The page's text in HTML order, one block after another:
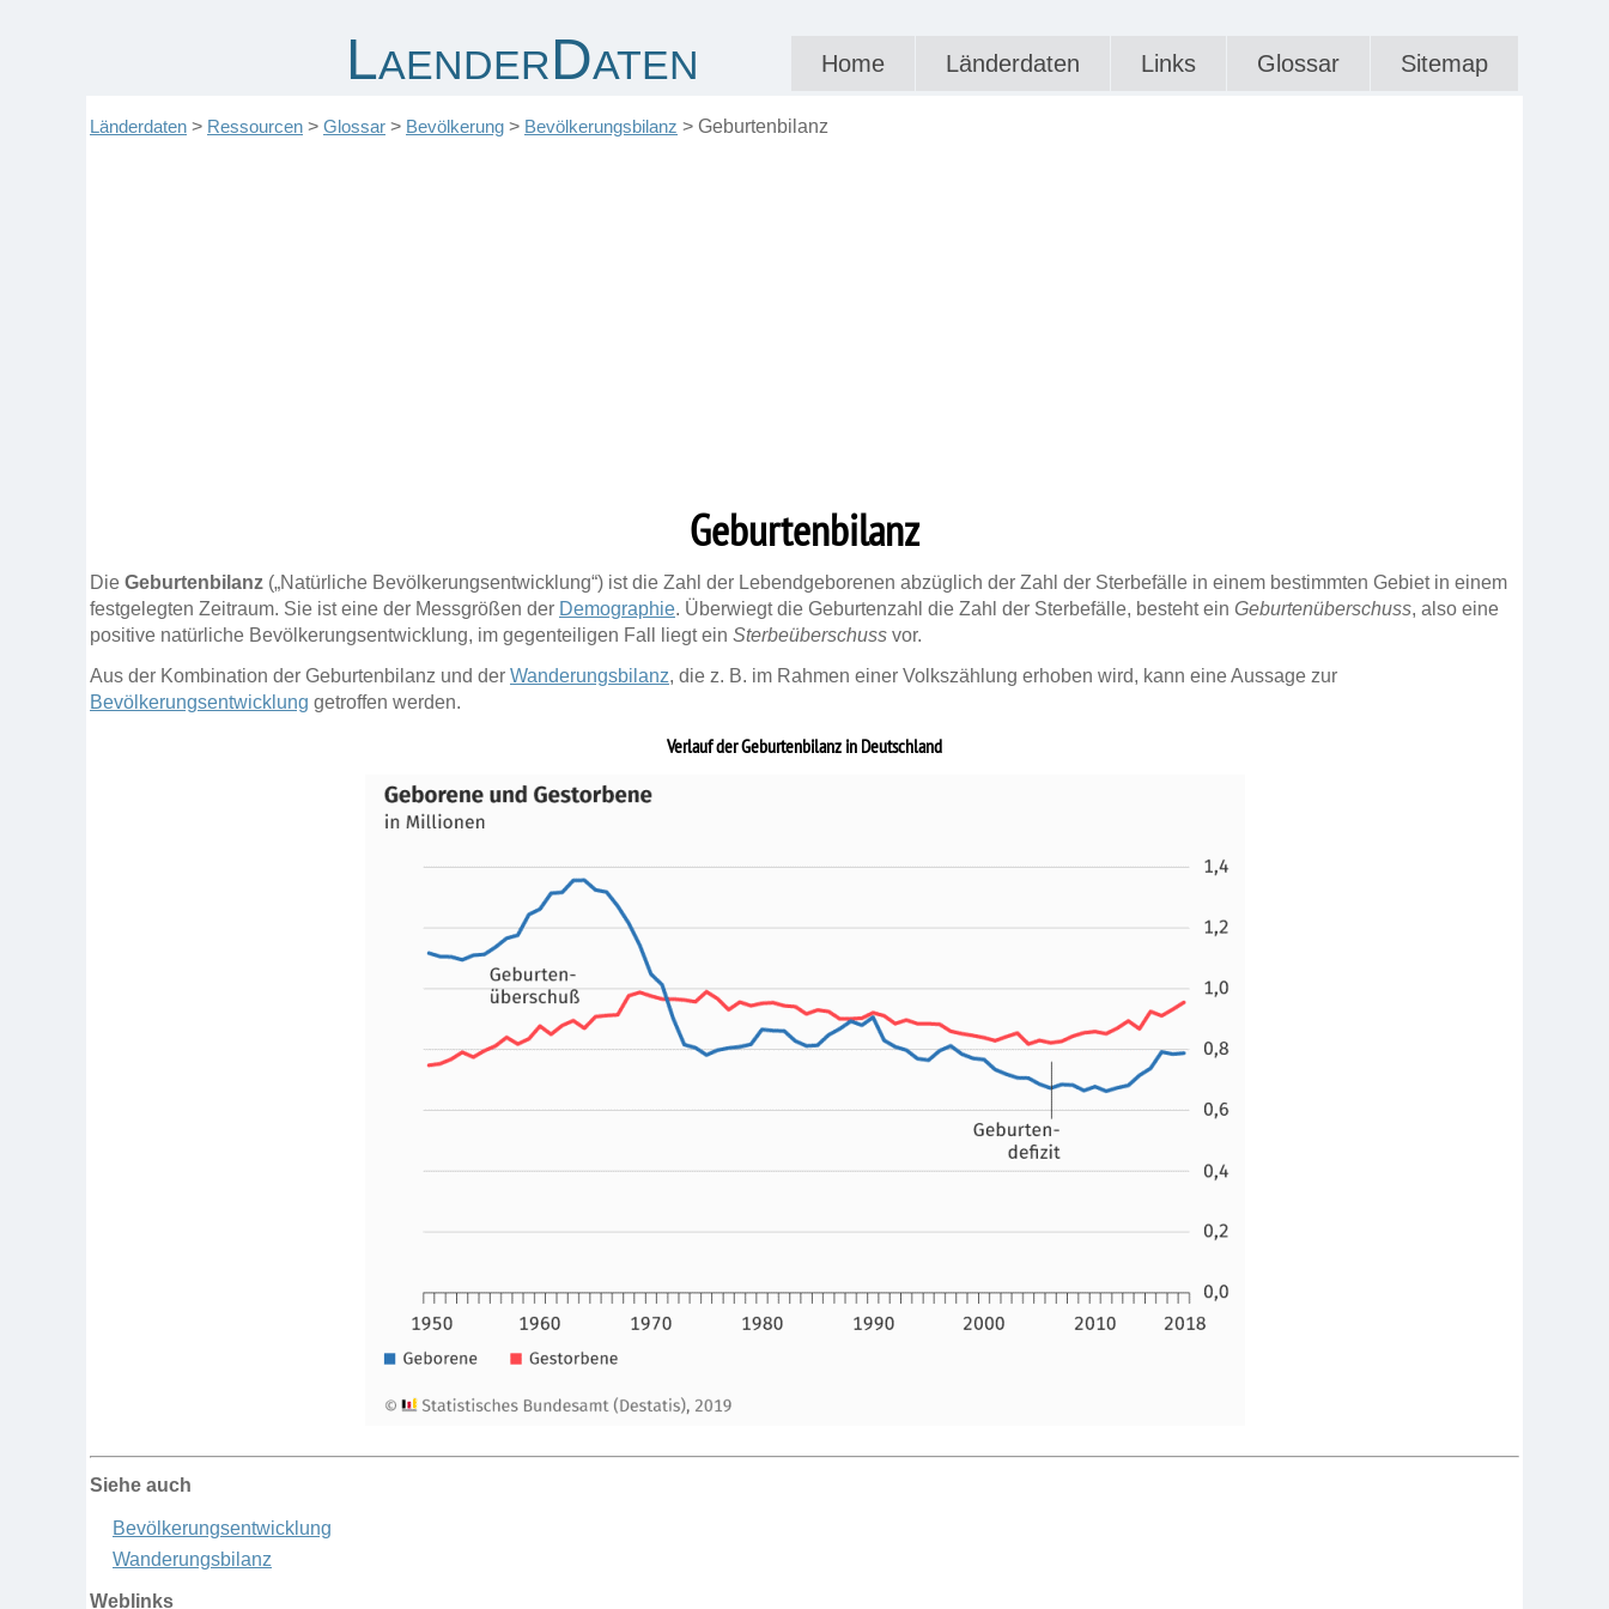
LaenderDaten Home Länderdaten Links Glossar Sitemap
Länderdaten > Ressourcen > Glossar > Bevölkerung > Bevölkerungsbilanz > Geburtenbilanz
Geburtenbilanz
Die Geburtenbilanz („Natürliche Bevölkerungsentwicklung“) ist die Zahl der Lebendgeborenen abzüglich der Zahl der Sterbefälle in einem bestimmten Gebiet in einem
festgelegten Zeitraum. Sie ist eine der Messgrößen der Demographie. Überwiegt die Geburtenzahl die Zahl der Sterbefälle, besteht ein Geburtenüberschuss, also eine
positive natürliche Bevölkerungsentwicklung, im gegenteiligen Fall liegt ein Sterbeüberschuss vor.
Aus der Kombination der Geburtenbilanz und der Wanderungsbilanz, die z. B. im Rahmen einer Volkszählung erhoben wird, kann eine Aussage zur
Bevölkerungsentwicklung getroffen werden.
Verlauf der Geburtenbilanz in Deutschland
Siehe auch
Bevölkerungsentwicklung
Wanderungsbilanz
Weblinks